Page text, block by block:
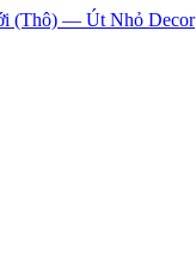
(Thô) — Út Nhỏ Decor